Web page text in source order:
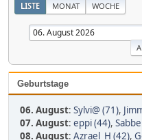
LISTE MONAT WOCHE
Geburtstage
06. August: Sylvi@ (71),
07. August: eppi (44),
08. August: Azrael_H (42),